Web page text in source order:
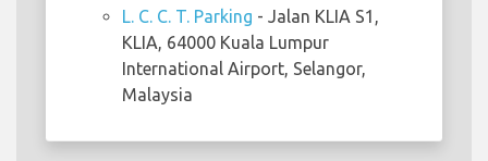
L. C. C. T. Parking - Jalan KLIA S1,
KLIA, 64000 Kuala Lumpur
International Airport, Selangor,
Malaysia